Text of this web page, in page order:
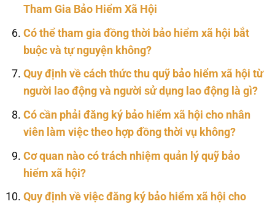
Tham Gia Bảo Hiểm Xã Hội
Có thể tham gia đồng thời bảo hiểm xã hội bắt
buộc và tự nguyện không?
Quy định về cách thức thu quỹ bảo hiểm xã hội từ
người lao động và người sử dụng lao động là gì?
Có cần phải đăng ký bảo hiểm xã hội cho nhân
viên làm việc theo hợp đồng thời vụ không?
Cơ quan nào có trách nhiệm quản lý quỹ bảo
hiểm xã hội?
Quy định về việc đăng ký bảo hiểm xã hội cho